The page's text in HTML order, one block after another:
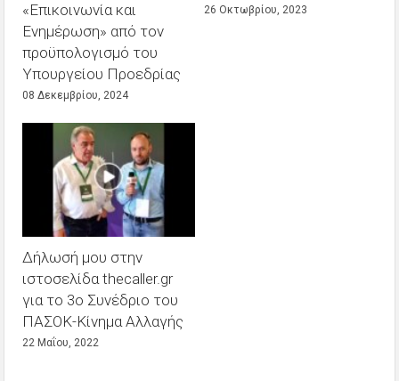
«Επικοινωνία και
Ενημέρωση» από τον
προϋπολογισμό του
Υπουργείου Προεδρίας
08 Δεκεμβρίου, 2024
26 Οκτωβρίου, 2023
Δήλωσή μου στην
ιστοσελίδα thecaller.gr
για το 3ο Συνέδριο του
ΠΑΣΟΚ-Κίνημα Αλλαγής
22 Μαΐου, 2022